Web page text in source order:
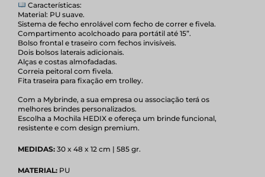
Características:
Material: PU suave.
Sistema de fecho enrolável com fecho de correr e fivela.
Compartimento acolchoado para portátil até 15”.
Bolso frontal e traseiro com fechos invisíveis.
Dois bolsos laterais adicionais.
Alças e costas almofadadas.
Correia peitoral com fivela.
Fita traseira para fixação em trolley.
Com a Mybrinde, a sua empresa ou associação terá os
melhores brindes personalizados.
Escolha a Mochila HEDIX e ofereça um brinde funcional,
resistente e com design premium.
MEDIDAS: 30 x 48 x 12 cm | 585 gr.
MATERIAL: PU